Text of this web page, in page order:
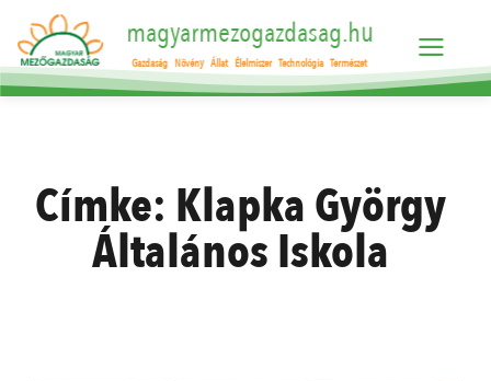
magyarmezogazdasag.hu
Gazdaság Növény Állat Élelmiszer Technológia Természet
Címke: Klapka György
Általános Iskola